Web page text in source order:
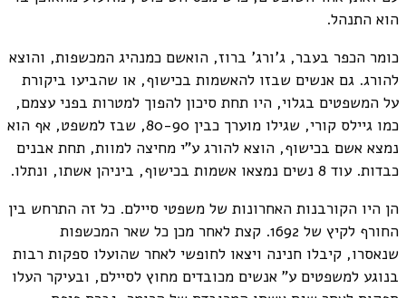
הוא התנהל.
כומר הכפר בעבר, ג'ורג' ברוז, הואשם כמנהיג המכשפות, והוצא
להורג. גם אנשים שבזו להאשמות בכישוף, או שהביעו ביקורת
על המשפטים בגלוי, היו תחת סיכון להפוך למטרות בפני עצמם,
כמו גיילס קורי, שגילו מוערך כבין 80-90, שבז למשפט, אף הוא
נמצא אשם בכישוף, הוצא להורג ע"י מחיצה למוות, תחת אבנים
כבדות. עוד 8 נשים נמצאו אשמות בכישוף, ביניהן אשתו, ונתלו.
הן היו הקורבנות האחרונות של משפטי סיילם. כל זה התרחש בין
החורף לקיץ של 1692. קצת לאחר מכן כל שאר המכשפות
שנאסרו, קיבלו חנינה ויצאו לחופשי לאחר שהועלו ספקות רבות
בנוגע למשפטים ע" אנשים מכובדים מחוץ לסיילם, ובעיקר העלו